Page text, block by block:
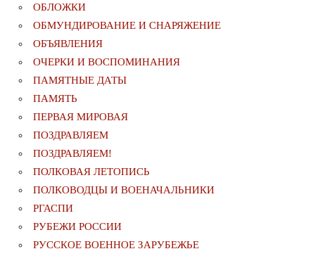
ОБЛОЖКИ
ОБМУНДИРОВАНИЕ И СНАРЯЖЕНИЕ
ОБЪЯВЛЕНИЯ
ОЧЕРКИ И ВОСПОМИНАНИЯ
ПАМЯТНЫЕ ДАТЫ
ПАМЯТЬ
ПЕРВАЯ МИРОВАЯ
ПОЗДРАВЛЯЕМ
ПОЗДРАВЛЯЕМ!
ПОЛКОВАЯ ЛЕТОПИСЬ
ПОЛКОВОДЦЫ И ВОЕНАЧАЛЬНИКИ
РГАСПИ
РУБЕЖИ РОССИИ
РУССКОЕ ВОЕННОЕ ЗАРУБЕЖЬЕ